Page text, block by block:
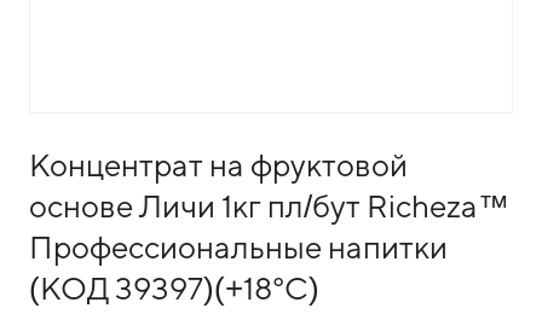
Концентрат на фруктовой
основе Личи 1кг пл/бут Richeza™
Профессиональные напитки
(КОД 39397)(+18°С)